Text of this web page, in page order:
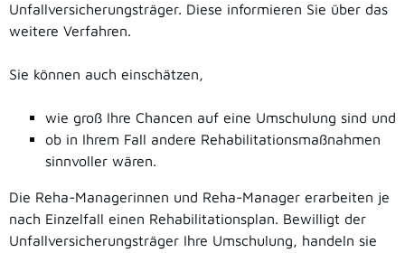
Unfallversicherungsträger. Diese informieren Sie über das
weitere Verfahren.
Sie können auch einschätzen,
wie groß Ihre Chancen auf eine Umschulung sind und
ob in Ihrem Fall andere Rehabilitationsmaßnahmen
sinnvoller wären.
Die Reha-Managerinnen und Reha-Manager erarbeiten je
nach Einzelfall einen Rehabilitationsplan. Bewilligt der
Unfallversicherungsträger Ihre Umschulung, handeln sie